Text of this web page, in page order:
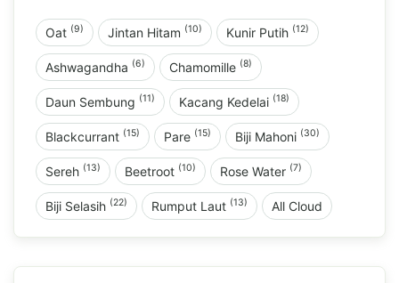
Oat (9) Jintan Hitam (10) Kunir Putih (12)
Ashwagandha (6) Chamomille (8)
Daun Sembung (11) Kacang Kedelai (18)
Blackcurrant (15) Pare (15) Biji Mahoni (30)
Sereh (13) Beetroot (10) Rose Water (7)
Biji Selasih (22) Rumput Laut (13) All Cloud